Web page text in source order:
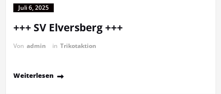
Juli 6, 2025
+++ SV Elversberg +++
Von admin in Trikotaktion
Weiterlesen